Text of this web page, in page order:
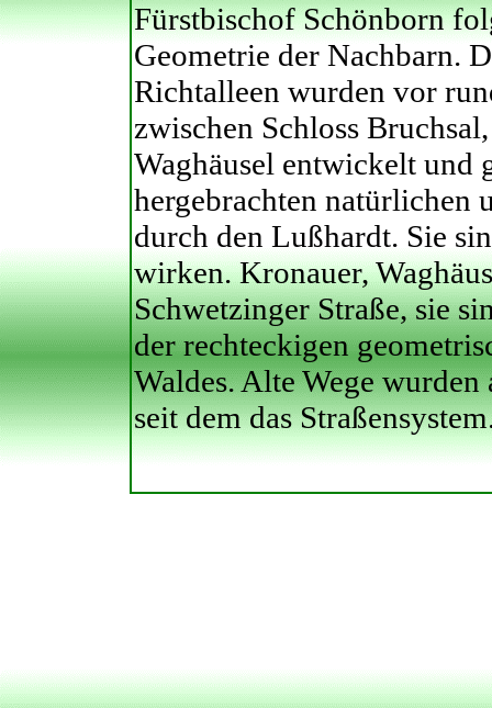
Fürstbischof Schönborn
Geometrie der Nachbarn.
Richtalleen wurden vor
zwischen Schloss
Waghäusel entwickelt und
hergebrachten natürlichen
durch den Lußhardt. Sie
wirken. Kronauer,
Schwetzinger Straße, sie
der rechteckigen
Waldes. Alte Wege
seit dem das